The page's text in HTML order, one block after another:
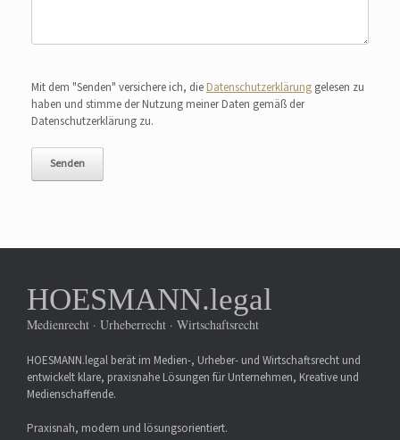
Mit dem "Senden" versichere ich, die Datenschutzerklärung gelesen zu
haben und stimme der Nutzung meiner Daten gemäß der
Datenschutzerklärung zu.
HOESMANN.legal
Medienrecht · Urheberrecht · Wirtschaftsrecht
HOESMANN.legal berät im Medien-, Urheber- und Wirtschaftsrecht und
entwickelt klare, praxisnahe Lösungen für Unternehmen, Kreative und
Medienschaffende.
Praxisnah, modern und lösungsorientiert.